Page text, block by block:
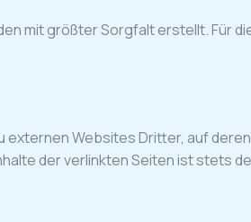
mit größter Sorgfalt erstellt. Für
Websites Dritter, auf
der verlinkten Seiten ist stets